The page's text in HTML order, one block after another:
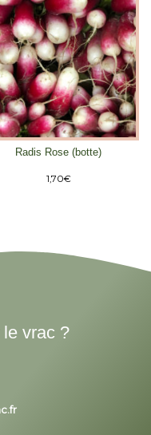
Radis Rose (botte)
1,70€
vrac ?